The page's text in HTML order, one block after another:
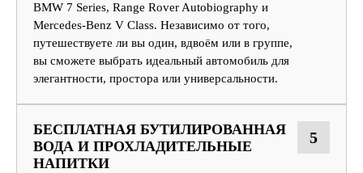
BMW 7 Series, Range Rover Autobiography и
Mercedes-Benz V Class. Независимо от того,
путешествуете ли вы один, вдвоём или в группе,
вы сможете выбрать идеальный автомобиль для
элегантности, простора или универсальности.
БЕСПЛАТНАЯ БУТИЛИРОВАННАЯ
ВОДА И ПРОХЛАДИТЕЛЬНЫЕ
НАПИТКИ
5